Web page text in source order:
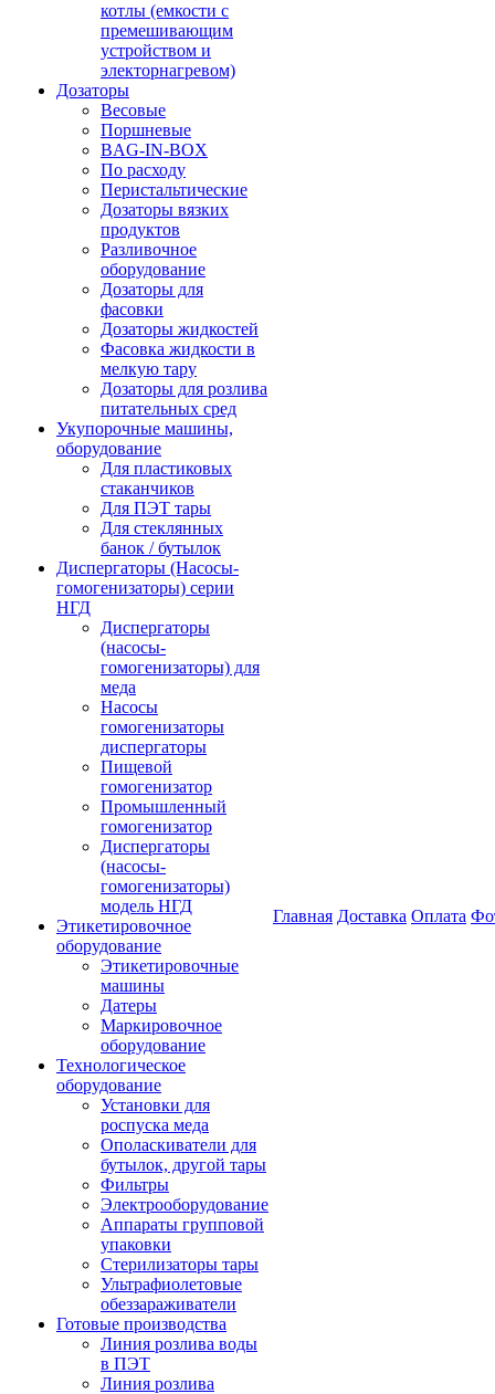
котлы (емкости с
премешивающим
устройством и
электорнагревом)
Дозаторы
Весовые
Поршневые
BAG-IN-BOX
По расходу
Перистальтические
Дозаторы вязких
продуктов
Разливочное
оборудование
Дозаторы для
фасовки
Дозаторы жидкостей
Фасовка жидкости в
мелкую тару
Дозаторы для розлива
питательных сред
Укупорочные машины,
оборудование
Для пластиковых
стаканчиков
Для ПЭТ тары
Для стеклянных
банок / бутылок
Диспергаторы (Насосы-
гомогенизаторы) серии
НГД
Диспергаторы
(насосы-
гомогенизаторы) для
меда
Насосы
гомогенизаторы
диспергаторы
Пищевой
гомогенизатор
Промышленный
гомогенизатор
Диспергаторы
(насосы-
гомогенизаторы)
модель НГД
Этикетировочное
оборудование
Этикетировочные
машины
Датеры
Маркировочное
оборудование
Технологическое
оборудование
Установки для
роспуска меда
Ополаскиватели для
бутылок, другой тары
Фильтры
Электрооборудование
Аппараты групповой
упаковки
Стерилизаторы тары
Ультрафиолетовые
обеззараживатели
Готовые производства
Линия розлива воды
в ПЭТ
Линия розлива
Главная Доставка Оплата